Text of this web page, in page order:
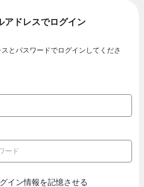
アドレスでログイン
とパスワードでログインしてくださ
イン情報を記憶させる